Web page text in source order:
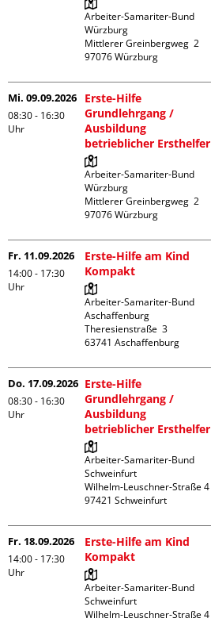
Arbeiter-Samariter-Bund
Würzburg
Mittlerer Greinbergweg  2
Mi. 09.09.2026
08:30 - 16:30
Uhr
Erste-Hilfe
Grundlehrgang /
Ausbildung
betrieblicher Ersthelfer
Arbeiter-Samariter-Bund
Würzburg
Mittlerer Greinbergweg  2
Fr. 11.09.2026
14:00 - 17:30
Uhr
Erste-Hilfe am Kind
Kompakt
Arbeiter-Samariter-Bund
Aschaffenburg
Theresienstraße  3
Do. 17.09.2026
08:30 - 16:30
Uhr
Erste-Hilfe
Grundlehrgang /
Ausbildung
betrieblicher Ersthelfer
Arbeiter-Samariter-Bund
Schweinfurt
Wilhelm-Leuschner-Straße 4
Fr. 18.09.2026
14:00 - 17:30
Uhr
Erste-Hilfe am Kind
Kompakt
Arbeiter-Samariter-Bund
Schweinfurt
Wilhelm-Leuschner-Straße 4